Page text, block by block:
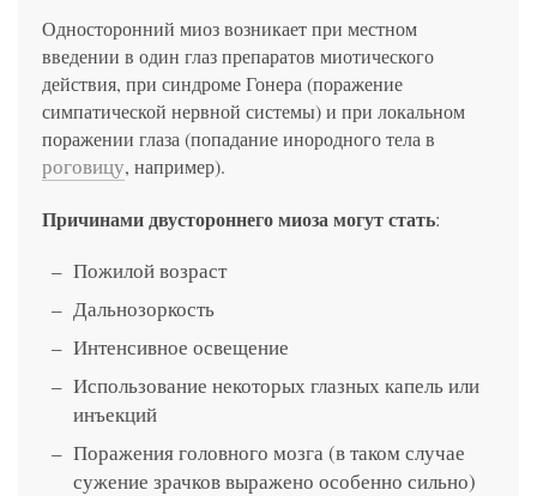
Односторонний миоз возникает при местном
введении в один глаз препаратов миотического
действия, при синдроме Гонера (поражение
симпатической нервной системы) и при локальном
поражении глаза (попадание инородного тела в
роговицу, например).
Причинами двустороннего миоза могут стать:
Пожилой возраст
Дальнозоркость
Интенсивное освещение
Использование некоторых глазных капель или
инъекций
Поражения головного мозга (в таком случае
сужение зрачков выражено особенно сильно)